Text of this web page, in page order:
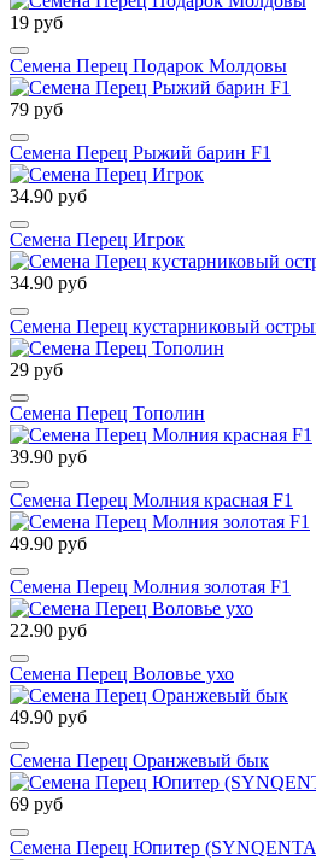
19 руб
Семена Перец Подарок Молдовы
79 руб
Семена Перец Рыжий барин F1
34.90 руб
Семена Перец Игрок
34.90 руб
Семена Перец кустарниковый
29 руб
Семена Перец Тополин
39.90 руб
Семена Перец Молния красная F1
49.90 руб
Семена Перец Молния золотая F1
22.90 руб
Семена Перец Воловье ухо
49.90 руб
Семена Перец Оранжевый бык
69 руб
Семена Перец Юпитер